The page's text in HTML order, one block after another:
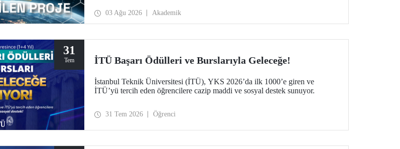
03 Ağu 2026 Akademik
31
Tem İTÜ Başarı Ödülleri ve Burslarıyla Geleceğe!
İstanbul Teknik Üniversitesi (İTÜ), YKS 2026’da ilk 1000’e giren ve
İTÜ’yü tercih eden öğrencilere cazip maddi ve sosyal destek sunuyor.
31 Tem 2026 Öğrenci